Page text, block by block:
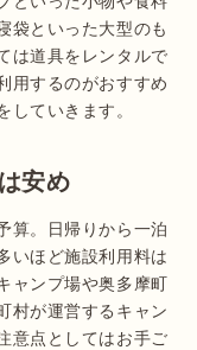
袋といった大型のも
は道具をレンタルで
用するのがおすすめ
していきます。
安め
算。日帰りから一泊
いほど施設利用料は
ャンプ場や奥多摩町
村が運営するキャン
意点としてはお手ご